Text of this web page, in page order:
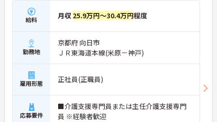
給料 月収 25.9万円～30.4万円程度
勤務地
京都府 向日市
ＪＲ東海道本線(米原－神戸)
雇用形態 正社員(正職員)
応募要件
■介護支援専門員または主任介護支援専門
員 ※経験者歓迎